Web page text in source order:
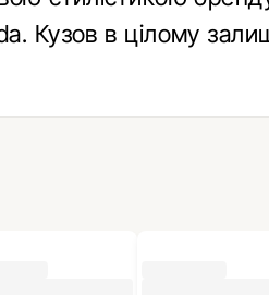
Кузов в цілому